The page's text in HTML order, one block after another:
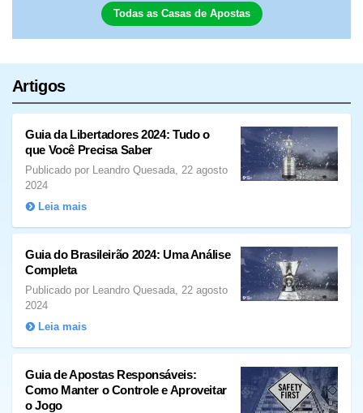
Todas as Casas de Apostas
Artigos
Guia da Libertadores 2024: Tudo o
que Você Precisa Saber
Publicado por Leandro Quesada, 22 agosto
2024
Leia mais
Guia do Brasileirão 2024: Uma Análise
Completa
Publicado por Leandro Quesada, 22 agosto
2024
Leia mais
Guia de Apostas Responsáveis:
Como Manter o Controle e Aproveitar
o Jogo